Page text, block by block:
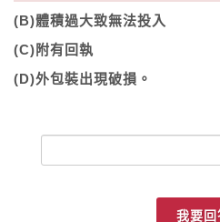
(B)體積過大致無法投入
(C)附有回執
(D)外包裝出現破損。
我要回